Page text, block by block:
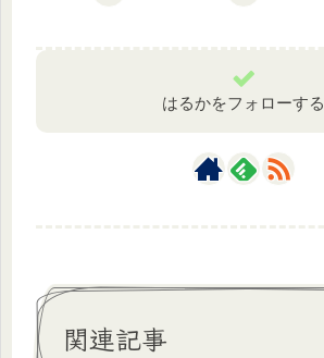
はるかをフォローする
関連記事